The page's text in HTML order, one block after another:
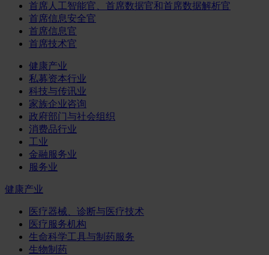
首席人工智能官、首席数据官和首席数据解析官
首席信息安全官
首席信息官
首席技术官
健康产业
私募资本行业
科技与传讯业
家族企业咨询
政府部门与社会组织
消费品行业
工业
金融服务业
服务业
健康产业
医疗器械、诊断与医疗技术
医疗服务机构
生命科学工具与制药服务
生物制药